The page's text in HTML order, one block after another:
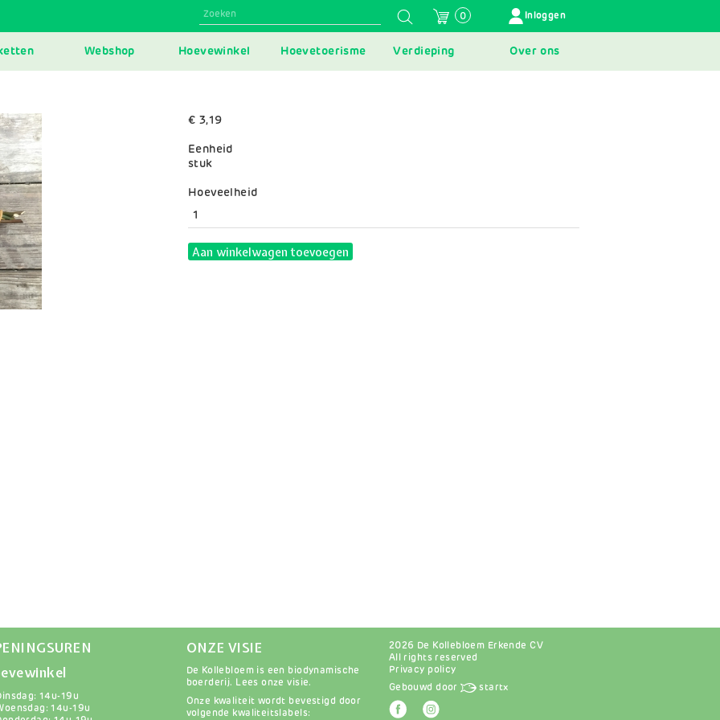
0 GEBRUIKERSMENU
Inloggen
Webshop Hoevewinkel Hoevetoerisme Verdieping Over ons
€ 3,19
Eenheid
stuk
Variaties
Hoeveelheid
Aan winkelwagen toevoegen
14u-19u
14u-19u
ONZE VISIE
De Kollebloem is een biodynamische
boerderij. Lees onze visie.
Onze kwaliteit wordt bevestigd door
volgende kwaliteitslabels:
2026 De Kollebloem Erkende CV
All rights reserved
Privacy policy
Gebouwd door startx
AfbeeldingAfbeelding